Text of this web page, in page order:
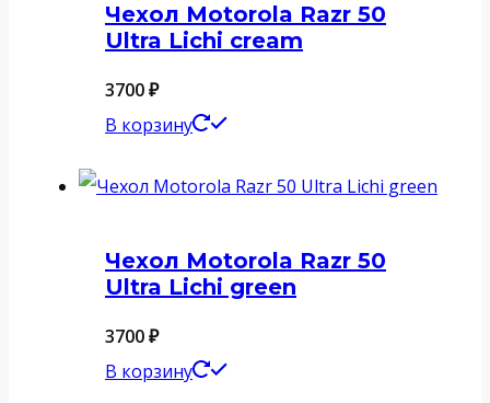
Чехол Motorola Razr 50
Ultra Lichi cream
3700₽
В корзину
Чехол Motorola Razr 50
Ultra Lichi green
3700₽
В корзину